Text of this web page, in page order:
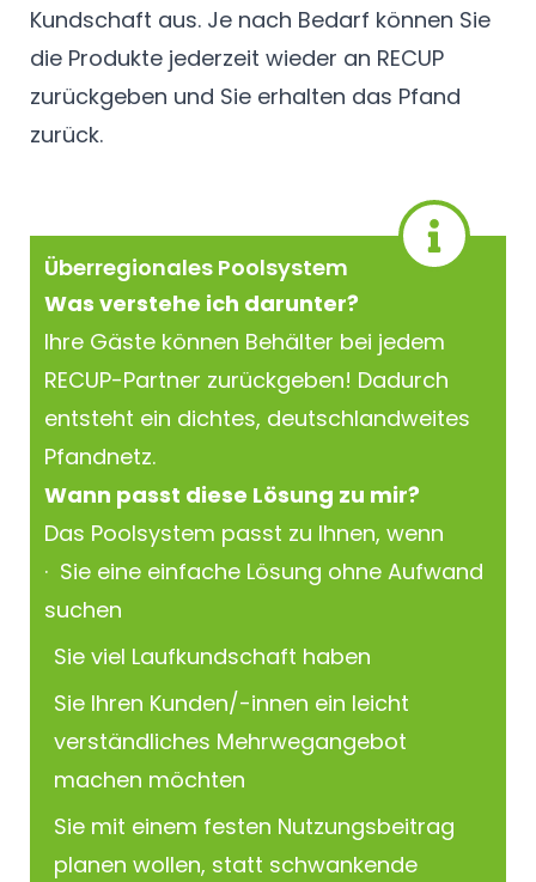
Kundschaft aus. Je nach Bedarf können Sie
die Produkte jederzeit wieder an RECUP
zurückgeben und Sie erhalten das Pfand
zurück.
Was verstehe ich darunter?
Ihre Gäste können Behälter bei jedem
RECUP-Partner zurückgeben! Dadurch
entsteht ein dichtes, deutschlandweites
Pfandnetz.
Wann passt diese Lösung zu mir?
Das Poolsystem passt zu Ihnen, wenn
· Sie eine einfache Lösung ohne Aufwand
suchen
Sie viel Laufkundschaft haben
Sie Ihren Kunden/-innen ein leicht
verständliches Mehrwegangebot
machen möchten
Sie mit einem festen Nutzungsbeitrag
planen wollen, statt schwankende
Überregionales Poolsystem